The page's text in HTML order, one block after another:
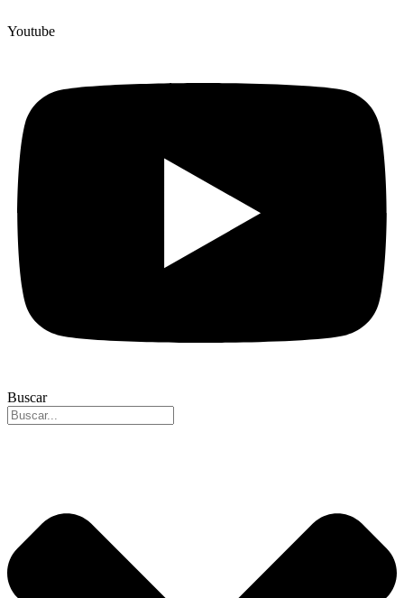
Youtube
Buscar